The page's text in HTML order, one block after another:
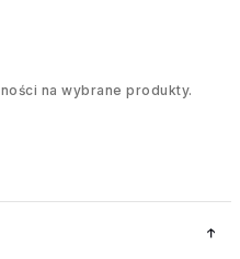
na wybrane produkty.